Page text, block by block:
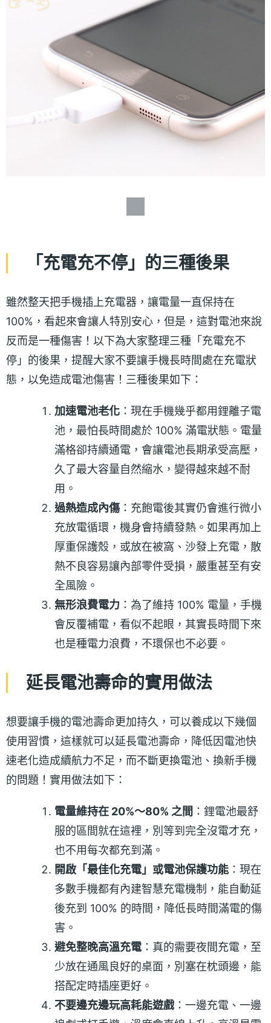
「充電充不停」的三種後果
雖然整天把手機插上充電器，讓電量一直保持在
100%，看起來會讓人特別安心，但是，這對電池來說
反而是一種傷害！以下為大家整理三種「充電充不
停」的後果，提醒大家不要讓手機長時間處在充電狀
態，以免造成電池傷害！三種後果如下：
加速電池老化 ：現在手機幾乎都用鋰離子電
池，最怕長時間處於 100% 滿電狀態。電量
滿格卻持續通電，會讓電池長期承受高壓，
久了最大容量自然縮水，變得越來越不耐
用。
過熱造成內傷：充飽電後其實仍會進行微小
充放電循環，機身會持續發熱。如果再加上
厚重保護殼，或放在被窩、沙發上充電，散
熱不良容易讓內部零件受損，嚴重甚至有安
全風險。
無形浪費電力 ：為了維持 100% 電量，手機
會反覆補電，看似不起眼，其實長時間下來
也是種電力浪費，不環保也不必要。
延長電池壽命的實用做法
想要讓手機的電池壽命更加持久，可以養成以下幾個
使用習慣，這樣就可以延長電池壽命，降低因電池快
速老化造成續航力不足，而不斷更換電池、換新手機
的問題！實用做法如下：
電量維持在 20%～80% 之間 ：鋰電池最舒
服的區間就在這裡，別等到完全沒電才充，
也不用每次都充到滿。
開啟「最佳化充電」或電池保護功能 ：現在
多數手機都有內建智慧充電機制，能自動延
後充到 100% 的時間，降低長時間滿電的傷
害。
避免整晚高溫充電 ：真的需要夜間充電，至
少放在通風良好的桌面，別塞在枕頭邊，能
搭配定時插座更好。
不要邊充邊玩高耗能遊戲 ：一邊充電、一邊